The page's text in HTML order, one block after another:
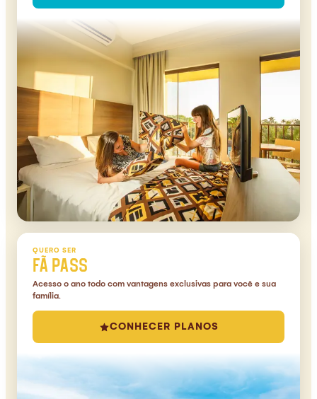
QUERO SER
FÃ PASS
Acesso o ano todo com vantagens exclusivas para você e sua
família.
CONHECER PLANOS